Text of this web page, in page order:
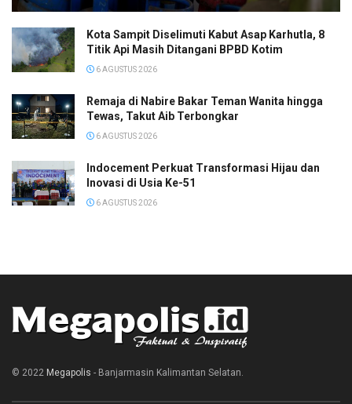
Kota Sampit Diselimuti Kabut Asap Karhutla, 8
Titik Api Masih Ditangani BPBD Kotim
6 AGUSTUS 2026
Remaja di Nabire Bakar Teman Wanita hingga
Tewas, Takut Aib Terbongkar
6 AGUSTUS 2026
Indocement Perkuat Transformasi Hijau dan
Inovasi di Usia Ke-51
6 AGUSTUS 2026
© 2022 Megapolis - Banjarmasin Kalimantan Selatan.